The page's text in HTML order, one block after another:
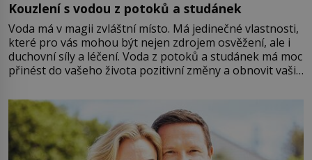
Kouzlení s vodou z potoků a studánek
Voda má v magii zvláštní místo. Má jedinečné vlastnosti,
které pro vás mohou být nejen zdrojem osvěžení, ale i
duchovní síly a léčení. Voda z potoků a studánek má moc
přinést do vašeho života pozitivní změny a obnovit vaši
můžete obohatit své rituály a přinést do svého života
větší harmonii a klid. Je důležité